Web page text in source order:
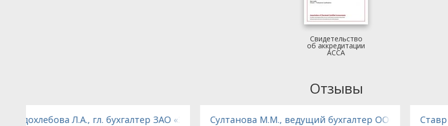
Свидетельство
об аккредитации
АССА
Отзывы
хлебопекарного оборудования»
Султанова М.М., ведущий бухгалтер ООО «ТАКО»Ставрианиди И.В., гл. бухгалтер ЗАО